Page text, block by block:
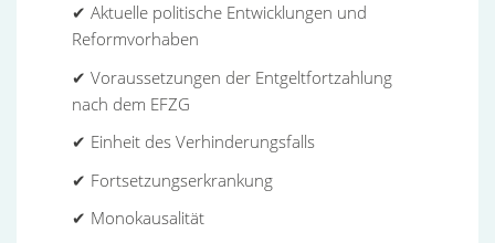
✔ Aktuelle politische Entwicklungen und
Reformvorhaben
✔ Voraussetzungen der Entgeltfortzahlung
nach dem EFZG
✔ Einheit des Verhinderungsfalls
✔ Fortsetzungserkrankung
✔ Monokausalität